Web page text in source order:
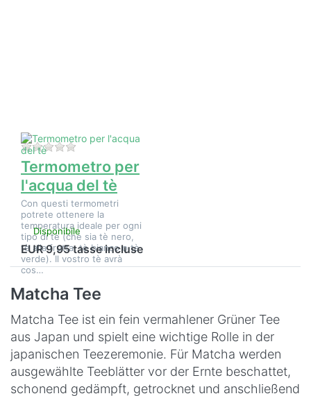
Non ci sono ancora recensioni per questo prodotto.
Termometro per
l'acqua del tè
Con questi termometri
potrete ottenere la
temperatura ideale per ogni
tipo di tè (che sia tè nero,
tè alla frutta, tè bianco o tè
verde). Il vostro tè avrà
cos…
Disponibile
EUR 9,95 tasse incluse
Matcha Tee
Matcha Tee ist ein fein vermahlener Grüner Tee
aus Japan und spielt eine wichtige Rolle in der
japanischen Teezeremonie. Für Matcha werden
ausgewählte Teeblätter vor der Ernte beschattet,
schonend gedämpft, getrocknet und anschließend